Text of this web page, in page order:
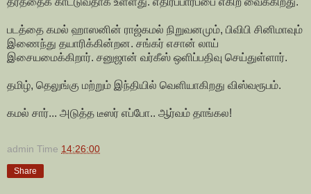
படத்தை கமல் ஹாஸனின் ராஜ்கமல் நிறுவனமும், பிவிபி சினிமாவும்
இணைந்து தயாரிக்கின்றன. சங்கர் எசான் லாய்
இசையமைக்கிறார். சனுஜான் வர்கீஸ் ஒளிப்பதிவு செய்துள்ளார்.
தமிழ், தெலுங்கு மற்றும் இந்தியில் வெளியாகிறது விஸ்வரூபம்.
கமல் சார்... அடுத்த டீஸர் எப்போ.. ஆர்வம் தாங்கல!
admin Time 14:26:00
Share